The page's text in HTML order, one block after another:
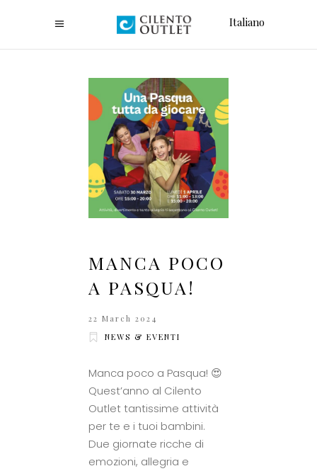
Italiano
MANCA POCO
A PASQUA!
22 March 2024
NEWS & EVENTI
Manca poco a Pasqua! 😍
Quest’anno al Cilento
Outlet tantissime attività
per te e i tuoi bambini.
Due giornate ricche di
emozioni, allegria e